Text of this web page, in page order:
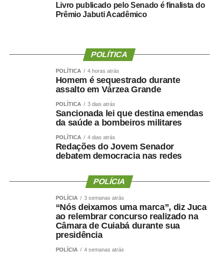
tráfico de drogas na região.
vítima estava, efetuou os disparos contra ela e fugiu logo
Nome da operação
A denominação “Véu de Ísis” faz referência ao avanço da
apuração e à descoberta de elementos que, nas fases
investigadores.
Poxoréu, com apoio de outras unidades da Polícia Civil
nas cidades onde as ordens judiciais foram cumpridas.
O caso permanece sob sigilo. As investigações
continuam com o objetivo de esclarecer completamente o
homicídio e individualizar a responsabilidade de cada
pessoa que possa ter participado do crime.
Livro publicado pelo Senado é finalista do
Prêmio Jabuti Acadêmico
POLÍTICA
POLÍTICA 4 horas atrás
Homem é sequestrado durante
assalto em Várzea Grande
POLÍTICA 3 dias atrás
Sancionada lei que destina emendas
da saúde a bombeiros militares
POLÍTICA 4 dias atrás
Redações do Jovem Senador
debatem democracia nas redes
POLÍCIA
POLÍCIA 3 semanas atrás
“Nós deixamos uma marca”, diz Juca
ao relembrar concurso realizado na
Câmara de Cuiabá durante sua
presidência
POLÍCIA 4 semanas atrás